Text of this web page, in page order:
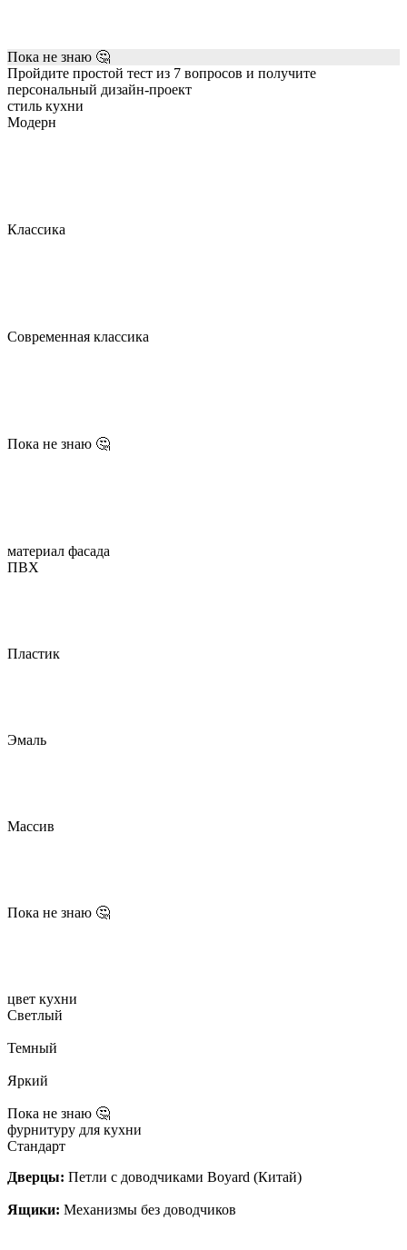
Пока не знаю 🤔
Пройдите простой тест из 7 вопросов и получите
персональный дизайн-проект
стиль кухни
Модерн
Классика
Современная классика
Пока не знаю 🤔
материал фасада
ПВХ
Пластик
Эмаль
Массив
Пока не знаю 🤔
цвет кухни
Светлый
Темный
Яркий
Пока не знаю 🤔
фурнитуру для кухни
Стандарт
Дверцы: Петли с доводчиками Boyard (Китай)
Ящики: Механизмы без доводчиков